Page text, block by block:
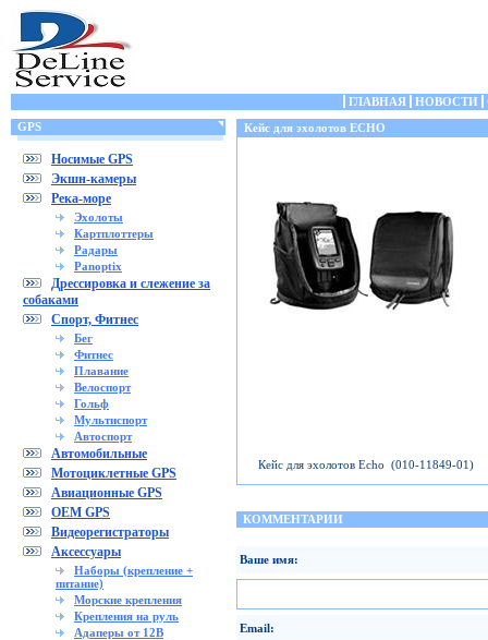
ГЛАВНАЯ НОВОСТИ
GPS
Носимые GPS
Экшн-камеры
Река-море
Эхолоты
Картплоттеры
Радары
Panoptix
Дрессировка и слежение за
собаками
Спорт, Фитнес
Бег
Фитнес
Плавание
Велоспорт
Гольф
Мультиспорт
Автоспорт
Автомобильные
Мотоциклетные GPS
Авиационные GPS
OEM GPS
Видеорегистраторы
Аксессуары
Наборы (крепление +
питание)
Морские крепления
Крепления на руль
Адаперы от 12В
Кейс для эхолотов ECHO
Кейс для эхолотов Echo (010-11849-01)
КОММЕНТАРИИ
Ваше имя:
Email: